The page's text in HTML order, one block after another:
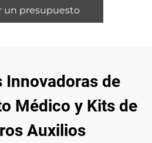
un presupuesto
Innovadoras de
Médico y Kits de
Auxilios